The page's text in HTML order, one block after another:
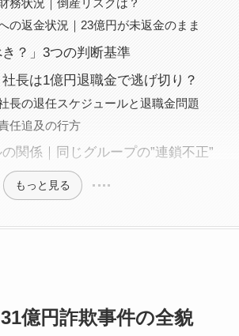
務状況｜倒産リスクは？
の返金状況｜23億円が未返金のまま
？」3つの判断基準
長は1億円退職金で逃げ切り？
長の退任スケジュールと退職金問題
任追及の行方
関係｜同じグループの”連鎖不正”
もっと見る
億円詐欺事件の全貌